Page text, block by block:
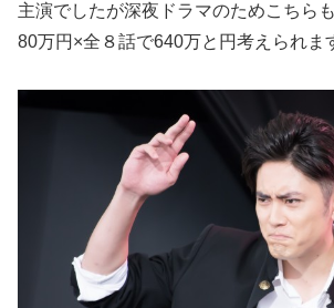
主演でしたが深夜ドラマのためこちらも
80万円×全８話で640万と円考えられま